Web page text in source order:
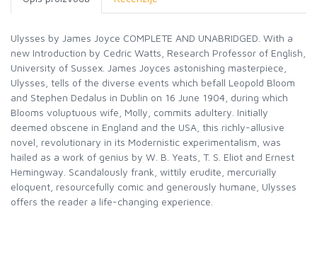
Ulysses by James Joyce COMPLETE AND UNABRIDGED. With a
new Introduction by Cedric Watts, Research Professor of English,
University of Sussex. James Joyces astonishing masterpiece,
Ulysses, tells of the diverse events which befall Leopold Bloom
and Stephen Dedalus in Dublin on 16 June 1904, during which
Blooms voluptuous wife, Molly, commits adultery. Initially
deemed obscene in England and the USA, this richly-allusive
novel, revolutionary in its Modernistic experimentalism, was
hailed as a work of genius by W. B. Yeats, T. S. Eliot and Ernest
Hemingway. Scandalously frank, wittily erudite, mercurially
eloquent, resourcefully comic and generously humane, Ulysses
offers the reader a life-changing experience.